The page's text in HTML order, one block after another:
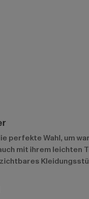
perfekte Wahl, um
mit ihrem